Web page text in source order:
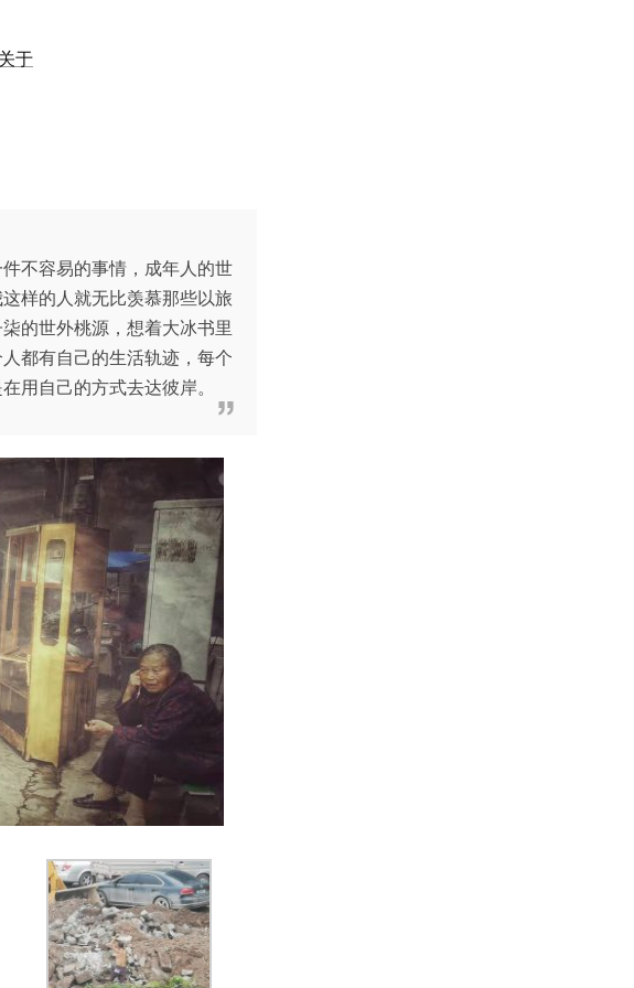
关于
不容易的事情，成年人的世
样的人就无比羡慕那些以旅
的世外桃源，想着大冰书里
都有自己的生活轨迹，每个
用自己的方式去达彼岸。